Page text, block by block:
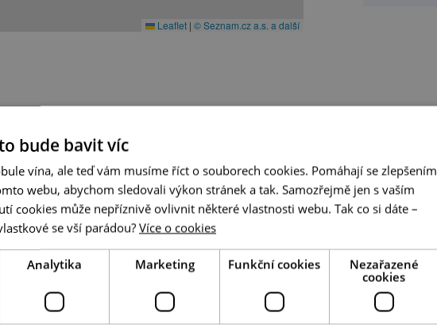
Leaflet | © Seznam.cz a.s. a další
bude bavit víc
vína, ale teď vám musíme říct o souborech cookies. Pomáhají se zlepšením
webu, abychom sledovali výkon stránek a tak. Samozřejmě jen s vaším
cookies může nepříznivě ovlivnit některé vlastnosti webu. Tak co si dáte –
se vší parádou? Více o cookies
Analytika Marketing Funkční cookies
Nezařazené
cookies